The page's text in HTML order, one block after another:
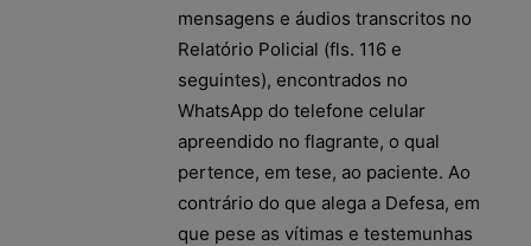
mensagens e áudios transcritos no
Relatório Policial (fls. 116 e
seguintes), encontrados no
WhatsApp do telefone celular
apreendido no flagrante, o qual
pertence, em tese, ao paciente. Ao
contrário do que alega a Defesa, em
que pese as vítimas e testemunhas